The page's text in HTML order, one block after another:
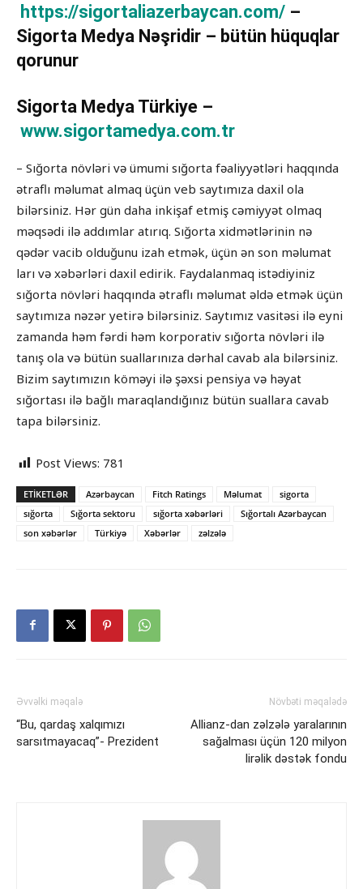
https://sigortaliazerbaycan.com/ –
Sigorta Medya Nəşridir – bütün hüquqlar
qorunur
Sigorta Medya Türkiye –
www.sigortamedya.com.tr
– Sığorta növləri və ümumi sığorta fəaliyyətləri haqqında
ətraflı məlumat almaq üçün veb saytımıza daxil ola
bilərsiniz. Hər gün daha inkişaf etmiş cəmiyyət olmaq
məqsədi ilə addımlar atırıq. Sığorta xidmətlərinin nə
qədər vacib olduğunu izah etmək, üçün ən son məlumat
ları və xəbərləri daxil edirik. Faydalanmaq istədiyiniz
sığorta növləri haqqında ətraflı məlumat əldə etmək üçün
saytımıza nəzər yetirə bilərsiniz. Saytımız vasitəsi ilə eyni
zamanda həm fərdi həm korporativ sığorta növləri ilə
tanış ola və bütün suallarınıza dərhal cavab ala bilərsiniz.
Bizim saytımızın köməyi ilə şəxsi pensiya və həyat
sığortası ilə bağlı maraqlandığınız bütün suallara cavab
tapa bilərsiniz.
Post Views: 781
ETIKETLƏR Azərbaycan Fitch Ratings Məlumat
sigorta
sığorta
Sığorta sektoru sığorta xəbərləri
Sığortalı Azərbaycan
son xəbərlər
Türkiyə Xəbərlər zəlzələ
Əvvəlki məqalə
“Bu, qardaş xalqımızı
sarsıtmayacaq”- Prezident
Növbəti məqalədə
Allianz-dan zəlzələ yaralarının
sağalması üçün 120 milyon
lirəlik dəstək fondu